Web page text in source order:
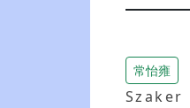
常怡雍
Szaker